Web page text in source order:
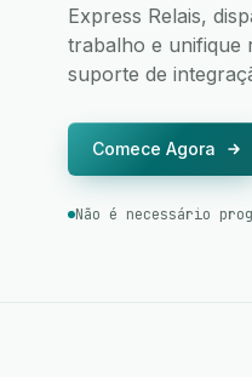
Express Relais,
trabalho e unifique
suporte de
Comece Agora
Não é necessário